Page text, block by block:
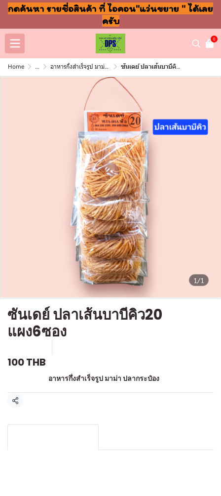
กดค้นหา รายชื่อสินค้า ที่ ไอคอน"แว่นขยาย " ได้เลย
ครับ
0
Home ... อาหารกึ่งสำเร็จรูป มาม่า ปลากระป๋อง ซันเดย์ ปลาเส้นบาบีคิว20 แผง6ซอง
1/1
ซันเดย์ ปลาเส้นบาบีคิว20
แผง6ซอง
100 THB
อาหารกึ่งสำเร็จรูป มาม่า ปลากระป๋อง
แชร์